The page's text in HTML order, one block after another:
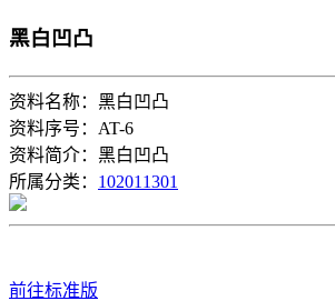
黑白凹凸
资料名称：黑白凹凸
资料序号：AT-6
资料简介：黑白凹凸
所属分类： 102011301
前往标准版